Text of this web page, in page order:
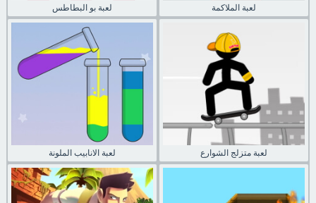
لعبة بو البطاطس لعبة الملاكمة
لعبة الانابيب الملونة لعبة متزلج الشوارع